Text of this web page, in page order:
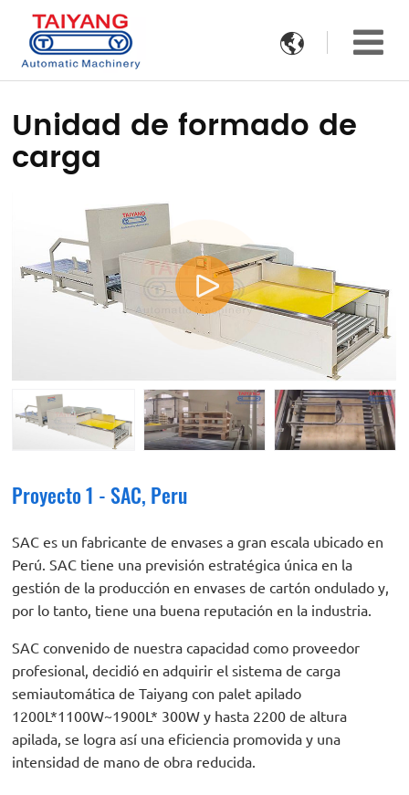

Unidad de formado de
carga
Proyecto 1 - SAC, Peru
SAC es un fabricante de envases a gran escala ubicado en
Perú. SAC tiene una previsión estratégica única en la
gestión de la producción en envases de cartón ondulado y,
por lo tanto, tiene una buena reputación en la industria.
SAC convenido de nuestra capacidad como proveedor
profesional, decidió en adquirir el sistema de carga
semiautomática de Taiyang con palet apilado
1200L*1100W~1900L* 300W y hasta 2200 de altura
apilada, se logra así una eficiencia promovida y una
intensidad de mano de obra reducida.